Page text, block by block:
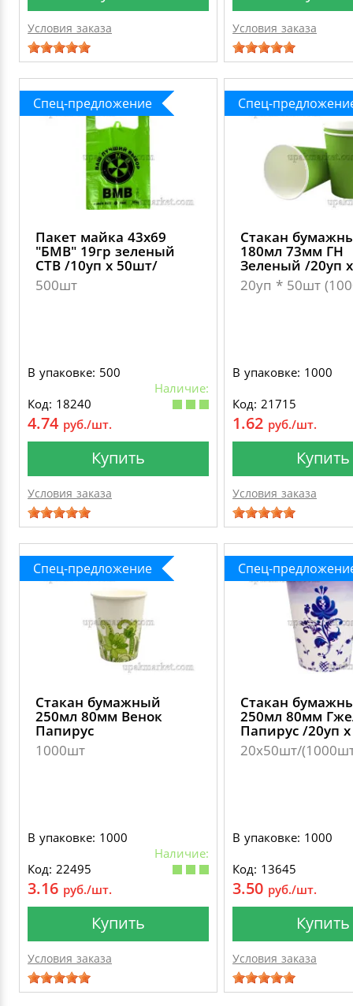
Условия заказа Условия заказа
Спец-предложение
Пакет майка 43х69
"БМВ" 19гр зеленый
СТВ /10уп х 50шт/
500шт
В упаковке: 500
Наличие:
Код: 18240
4.74 руб./шт.
Купить
Условия заказа
Спец-
Стакан
180мл 73мм ГН
Зеленый /20уп
20уп * 50шт
В упаковке: 1000
Код: 21715
1.62 руб./шт.
Купить
Условия заказа
Спец-предложение
Стакан бумажный
250мл 80мм Венок
Папирус
1000шт
В упаковке: 1000
Наличие:
Код: 22495
3.16 руб./шт.
Купить
Условия заказа
Спец-
Стакан
250мл 80мм
Папирус /20уп
20х50шт/
В упаковке: 1000
Код: 13645
3.50 руб./шт.
Купить
Условия заказа